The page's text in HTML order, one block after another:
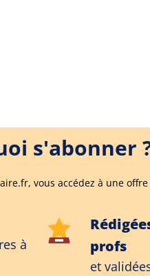
s'abonner
vous accédez à une offre
à
profs
et